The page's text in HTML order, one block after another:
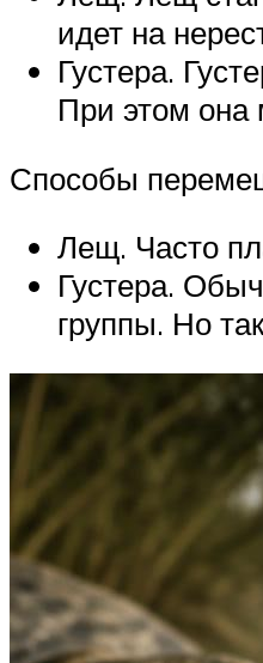
идет на
Густера.
При этом она
Способы
Лещ. Часто
Густера.
группы. Но